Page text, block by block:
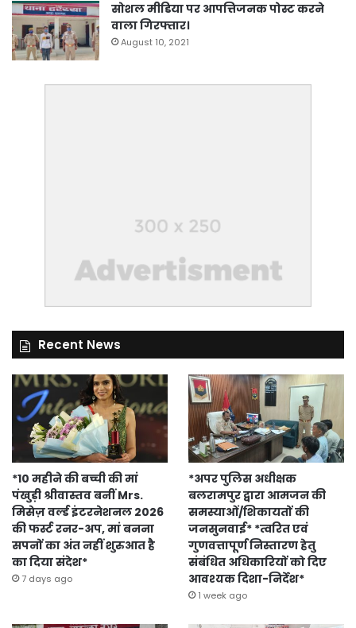
सोशल मीडिया पर आपत्तिजनक पोस्ट करने
वाला गिरफ्तार।
August 10, 2021
Recent News
*10 महीने की बच्ची की मां
पंखुड़ी श्रीवास्तव बनीं Mrs.
मिसेज़ वर्ल्ड इंटरनेशनल 2026
की फर्स्ट रनर-अप, मां बनना
सपनों का अंत नहीं शुरुआत है
का दिया संदेश*
7 days ago
*अपर पुलिस अधीक्षक
बलरामपुर द्वारा आमजन की
समस्याओं/शिकायतों की
जनसुनवाई* *त्वरित एवं
गुणवत्तापूर्ण निस्तारण हेतु
संबंधित अधिकारियों को दिए
आवश्यक दिशा-निर्देश*
1 week ago